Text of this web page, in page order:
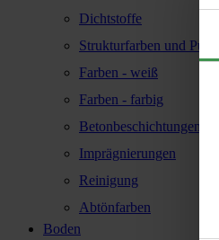
Dichtstoffe
Strukturfarben und Putze
Farben - weiß
Farben - farbig
Betonbeschichtungen
Imprägnierungen
Reinigung
Abtönfarben
Boden